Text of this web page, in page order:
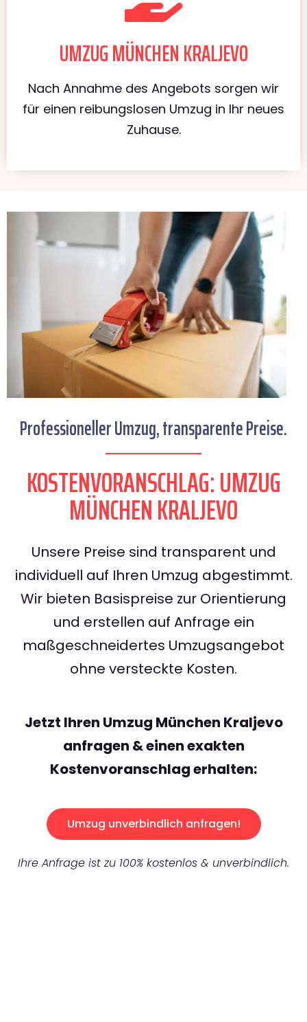
UMZUG MÜNCHEN KRALJEVO
Nach Annahme des Angebots sorgen wir
für einen reibungslosen Umzug in Ihr neues
Zuhause.
Professioneller Umzug, transparente Preise.
KOSTENVORANSCHLAG: UMZUG
MÜNCHEN KRALJEVO
Unsere Preise sind transparent und
individuell auf Ihren Umzug abgestimmt.
Wir bieten Basispreise zur Orientierung
und erstellen auf Anfrage ein
maßgeschneidertes Umzugsangebot
ohne versteckte Kosten.
Jetzt Ihren Umzug München Kraljevo
anfragen & einen exakten
Kostenvoranschlag erhalten:
Umzug unverbindlich anfragen!
Ihre Anfrage ist zu 100% kostenlos & unverbindlich.